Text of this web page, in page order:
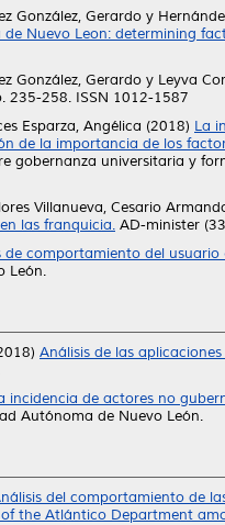
González, Gerardo y
Nuevo Leon: determining
González, Gerardo y Leyva
235-258. ISSN 1012-1587
Esparza, Angélica (2018) La
de la importancia de los
gobernanza universitaria y
Villanueva, Cesario
las franquicia. AD-minister
de comportamiento del
León.
Análisis de las
incidencia de actores no
Autónoma de Nuevo León.
del comportamiento de
the Atlántico Department